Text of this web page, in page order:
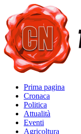
Prima pagina
Cronaca
Politica
Attualità
Eventi
Agricoltura